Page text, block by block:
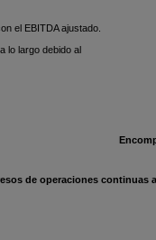
el EBITDA ajustado.
lo largo debido al
de operaciones continuas